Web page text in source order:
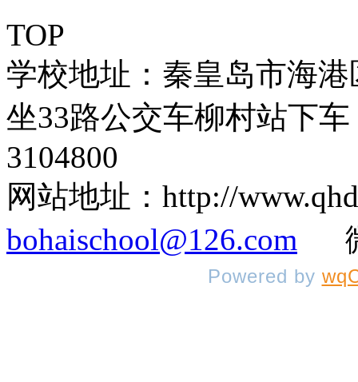
TOP
学校地址：秦皇岛市海
坐33路公交车柳村站下
3104800
网站地址：http://
bohaischool@126.com 微
Powered by